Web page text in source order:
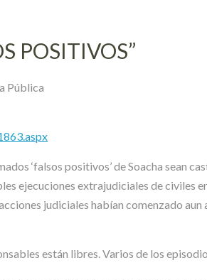
POSITIVOS”
Pública
‘falsos positivos’ de Soacha sean
ejecuciones extrajudiciales de civiles
judiciales habían comenzado aun
están libres. Varios de los